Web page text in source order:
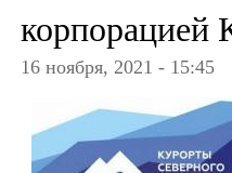
корпорацией
16 ноября, 2021 - 15:45